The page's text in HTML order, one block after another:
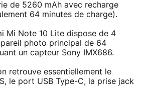
de 5260 mAh avec recharge
64 minutes de charge).
Mi Note 10 Lite dispose de 4
photo principal de 64
un capteur Sony IMX686.
retrouve essentiellement le
le port USB Type-C, la prise jack